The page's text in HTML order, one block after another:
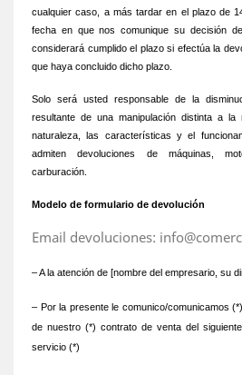
cualquier caso, a más tardar en el plazo de
fecha en que nos comunique su decisión
considerará cumplido el plazo si efectúa la
que haya concluido dicho plazo.
Solo será usted responsable de la
resultante de una manipulación distinta a la
naturaleza, las características y el
admiten devoluciones de máquinas,
carburación.
Modelo de formulario de devolución
Email devoluciones:
– A la atención de [nombre del empresario, su
– Por la presente le comunico/comunicamos
de nuestro (*) contrato de venta del
servicio (*)